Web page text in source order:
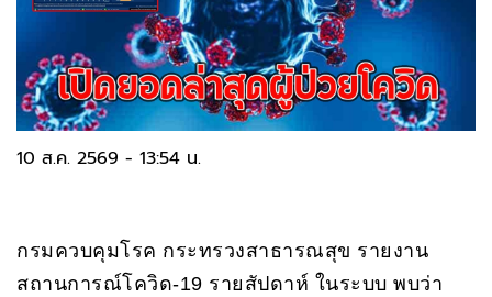
10 ส.ค. 2569 - 13:54 น.
กรมควบคุมโรค กระทรวงสาธารณสุข รายงาน
สถานการณ์โควิด-19 รายสัปดาห์ ในระบบ พบว่า